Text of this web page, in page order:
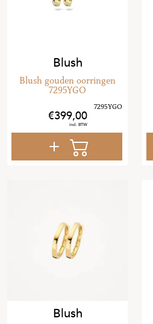
Blush
Blush gouden oorringen
7295YGO
399,00
Blush